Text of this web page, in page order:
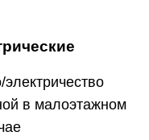
в малоэтажном